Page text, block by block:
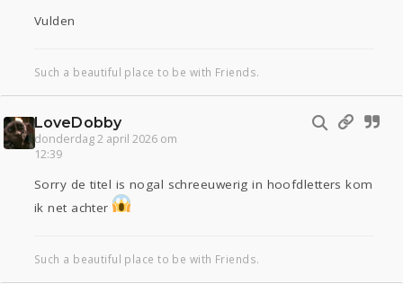
Vulden
Such a beautiful place to be with Friends.
LoveDobby
donderdag 2 april 2026 om
12:39
Sorry de titel is nogal schreeuwerig in hoofdletters kom
ik net achter
Such a beautiful place to be with Friends.